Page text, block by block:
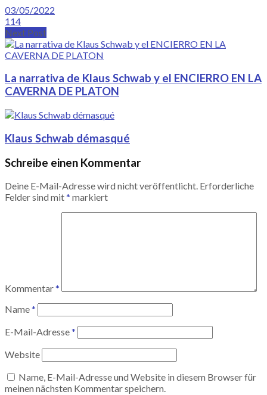
03/05/2022
114
Next Post
La narrativa de Klaus Schwab y el ENCIERRO EN LA
CAVERNA DE PLATON
Klaus Schwab démasqué
Schreibe einen Kommentar
Deine E-Mail-Adresse wird nicht veröffentlicht. Erforderliche
Felder sind mit* markiert
Kommentar*
Name*
E-Mail-Adresse*
Website
Name, E-Mail-Adresse und Website in diesem Browser für
meinen nächsten Kommentar speichern.